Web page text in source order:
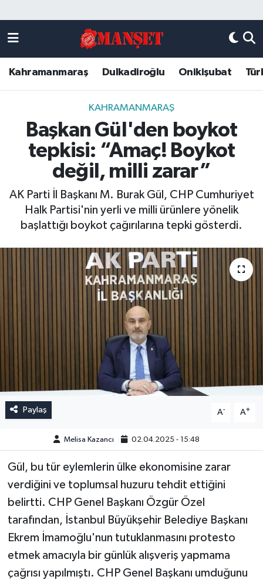
Kahramanmaraş Dulkadiroğlu Onikişubat
KAHRAMANMARAŞ
Başkan Gül'den boykot
tepkisi: “Amaç! Boykot
değil, milli zarar”
AK Parti İl Başkanı M. Burak Gül, CHP Cumhuriyet
Halk Partisi'nin yerli ve milli ürünlere yönelik
başlattığı boykot çağırılarına tepki gösterdi.
Paylaş A- A+
Melisa Kazancı 02.04.2025 - 15:48
Gül, bu tür eylemlerin ülke ekonomisine zarar
verdiğini ve toplumsal huzuru tehdit ettiğini
belirtti. CHP Genel Başkanı Özgür Özel
tarafından, İstanbul Büyükşehir Belediye Başkanı
Ekrem İmamoğlu'nun tutuklanmasını protesto
etmek amacıyla bir günlük alışveriş yapmama
çağrısı yapılmıştı. CHP Genel Başkanı umduğunu
DULKADİROĞLU
KAHRAMANMARAŞ
ONİKİŞUBAT
ÖZEL HABER
Künye
Kahramanmaraş Nöbetçi Eczaneler
Kahramanmaraş Hava Durumu
Kahramanmaraş Trafik Yoğunluk Haritası
Süper Lig Puan Durumu ve Fikstür
Tüm Manşetler
Son Dakika Haberleri
Haber Arşivi